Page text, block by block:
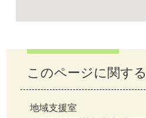
このページに関す
地域支援室